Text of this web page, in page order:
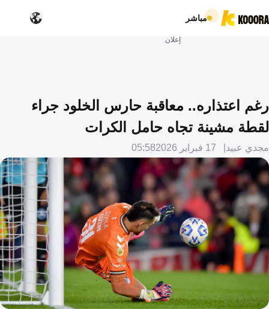
مباشر
إعلان
رغم اعتذاره.. معاقبة حارس الخلود جراء
لقطة مشينة تجاه حامل الكرات
مجدي عبيد 17 فبراير 2026 05:58